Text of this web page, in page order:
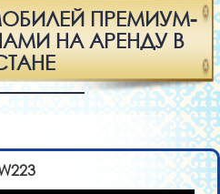
ПРЕМИУМ-
НА АРЕНДУ В